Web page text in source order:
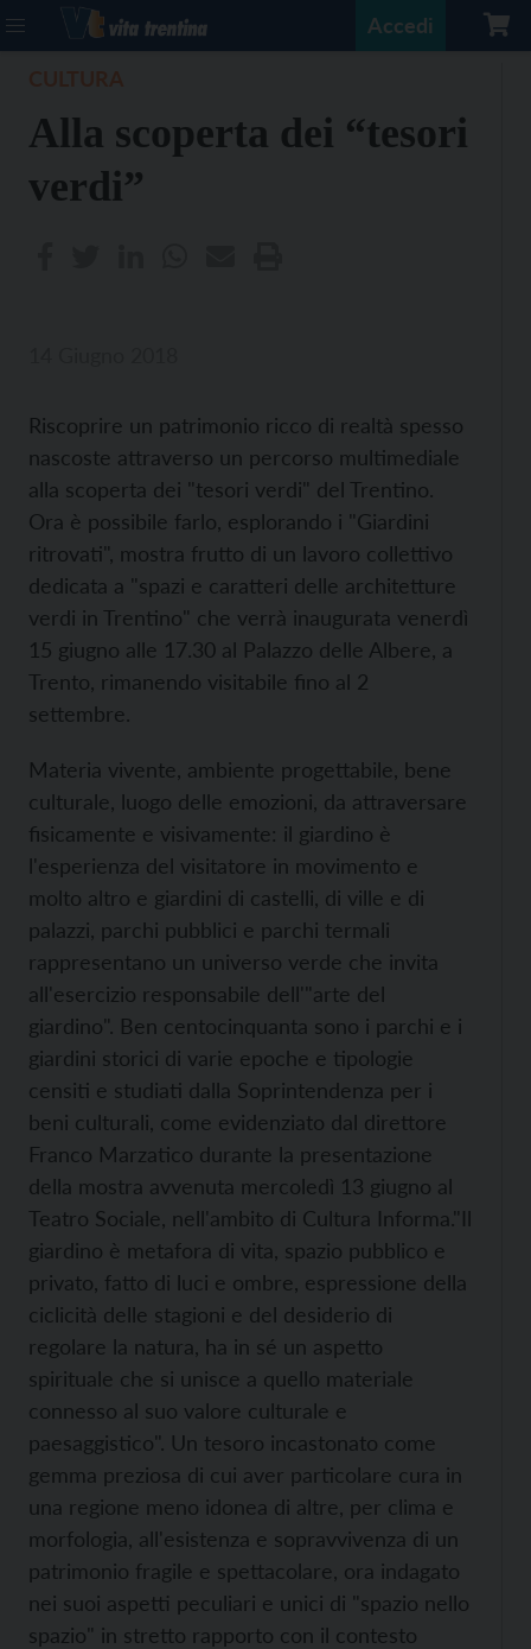
Accedi
Alla scoperta dei “tesori
verdi”
Riscoprire un patrimonio ricco di realtà spesso
nascoste attraverso un percorso multimediale
alla scoperta dei "tesori verdi" del Trentino.
Ora è possibile farlo, esplorando i "Giardini
ritrovati", mostra frutto di un lavoro collettivo
dedicata a "spazi e caratteri delle architetture
verdi in Trentino" che verrà inaugurata venerdì
15 giugno alle 17.30 al Palazzo delle Albere, a
Trento, rimanendo visitabile fino al 2
settembre.
Materia vivente, ambiente progettabile, bene
culturale, luogo delle emozioni, da attraversare
fisicamente e visivamente: il giardino è
l'esperienza del visitatore in movimento e
molto altro e giardini di castelli, di ville e di
palazzi, parchi pubblici e parchi termali
rappresentano un universo verde che invita
all'esercizio responsabile dell'"arte del
giardino". Ben centocinquanta sono i parchi e i
giardini storici di varie epoche e tipologie
censiti e studiati dalla Soprintendenza per i
beni culturali, come evidenziato dal direttore
Franco Marzatico durante la presentazione
della mostra avvenuta mercoledì 13 giugno al
Teatro Sociale, nell'ambito di Cultura Informa."Il
giardino è metafora di vita, spazio pubblico e
privato, fatto di luci e ombre, espressione della
ciclicità delle stagioni e del desiderio di
regolare la natura, ha in sé un aspetto
spirituale che si unisce a quello materiale
connesso al suo valore culturale e
paesaggistico". Un tesoro incastonato come
gemma preziosa di cui aver particolare cura in
una regione meno idonea di altre, per clima e
morfologia, all'esistenza e sopravvivenza di un
patrimonio fragile e spettacolare, ora indagato
nei suoi aspetti peculiari e unici di "spazio nello
spazio" in stretto rapporto con il contesto